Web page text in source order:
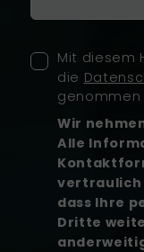
Mit diesem
die
genommen
Wir
Alle
vertraulich
dass Ihre
Dritte